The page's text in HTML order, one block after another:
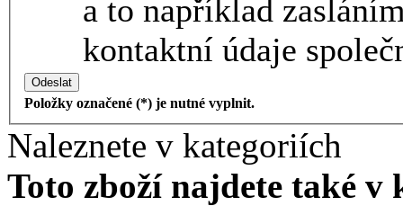
a to například
kontaktní údaje
Odeslat
Položky označené (*) je nutné vyplnit.
Naleznete v kategoriích
Toto zboží najdete také v